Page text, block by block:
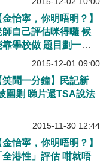
金怡寧，你明唔明？】
自己評估咪得囉 候
做 題目劃一、
得出學生水平​
2015-12-01 09:00
笑聞一分鐘】民記新
TSA說法
2015-11-30 12:44
金怡寧，你明唔明​？】
性」評估 咁就唔